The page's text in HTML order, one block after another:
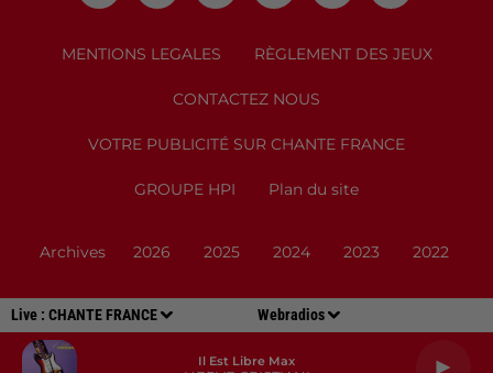
Live : CHANTE FRANCE Webradios
Il Est Libre Max
MENTIONS LEGALES RÈGLEMENT DES JEUX
CONTACTEZ NOUS
VOTRE PUBLICITÉ SUR CHANTE FRANCE
GROUPE HPI Plan du site
Archives 2026 2025 2024 2023 2022